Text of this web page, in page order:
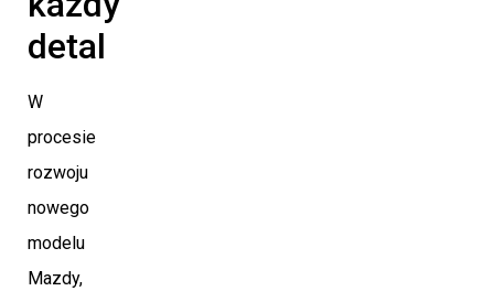
detal
W
procesie
rozwoju
nowego
modelu
Mazdy,